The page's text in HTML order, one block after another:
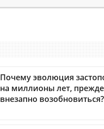
Почему эволюция
на миллионы лет,
внезапно возобновиться?